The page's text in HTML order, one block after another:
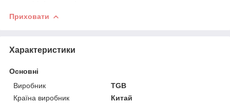
Приховати
Характеристики
Основні
Виробник
TGB
Країна виробник
Китай